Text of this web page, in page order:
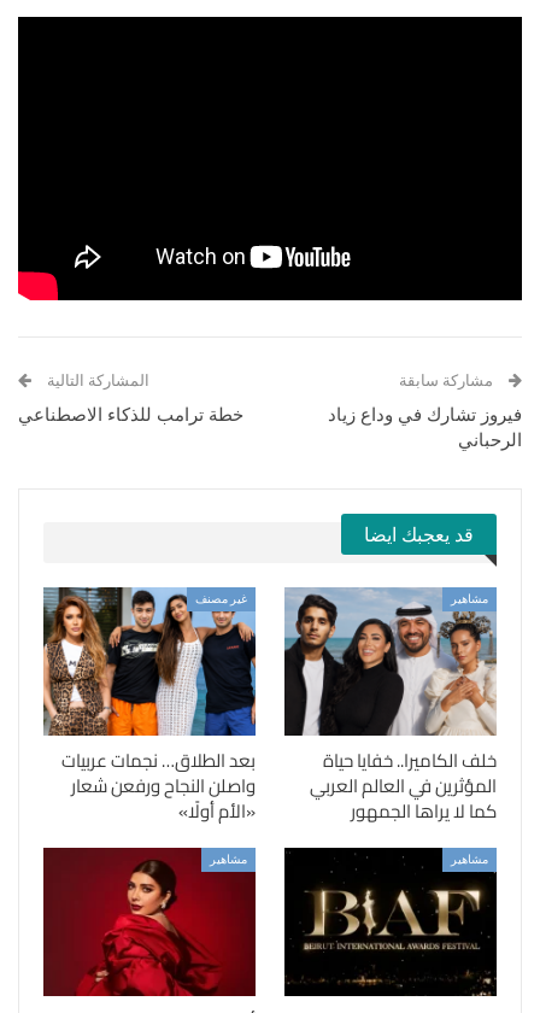
مشاركة سابقة
فيروز تشارك في وداع زياد
الرحباني
المشاركة التالية
خطة ترامب للذكاء الاصطناعي
قد يعجبك ايضا
مشاهير
خلف الكاميرا.. خفايا حياة
المؤثرين في العالم العربي
كما لا يراها الجمهور
غير مصنف
بعد الطلاق… نجمات عربيات
واصلن النجاح ورفعن شعار
«الأم أولًا»
مشاهير مشاهير